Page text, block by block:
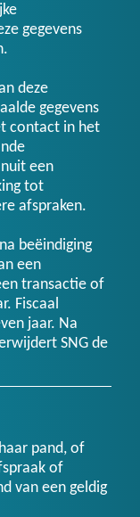
gegevens
deze
gegevens
contact in het
een
tot
afspraken.
beëindiging
een
transactie of
Fiscaal
jaar. Na
SNG de
pand, of
of
van een geldig